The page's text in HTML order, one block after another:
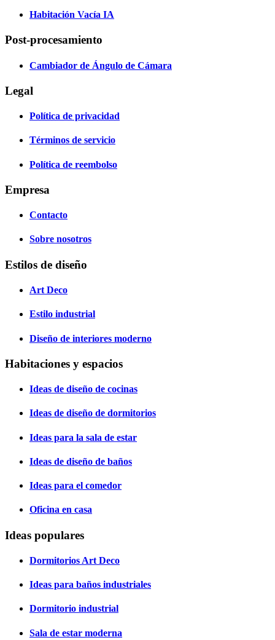
Habitación Vacía IA
Post-procesamiento
Cambiador de Ángulo de Cámara
Legal
Política de privacidad
Términos de servicio
Política de reembolso
Empresa
Contacto
Sobre nosotros
Estilos de diseño
Art Deco
Estilo industrial
Diseño de interiores moderno
Habitaciones y espacios
Ideas de diseño de cocinas
Ideas de diseño de dormitorios
Ideas para la sala de estar
Ideas de diseño de baños
Ideas para el comedor
Oficina en casa
Ideas populares
Dormitorios Art Deco
Ideas para baños industriales
Dormitorio industrial
Sala de estar moderna